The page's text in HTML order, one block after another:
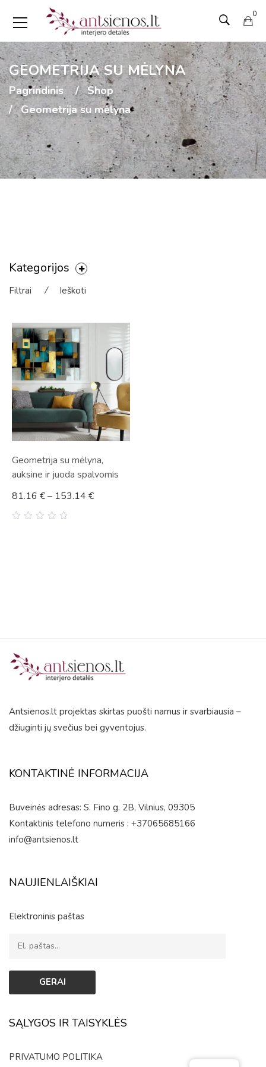
0
GEOMETRIJA SU MĖLYNA
Pagrindinis
Shop
Geometrija su mėlyna
Kategorijos
Filtrai ⁄ Ieškoti
Geometrija su mėlyna,
auksine ir juoda spalvomis
81.16 €– 153.14 €
Antsienos.lt projektas skirtas puošti namus ir svarbiausia –
džiuginti jų svečius bei gyventojus.
KONTAKTINĖ INFORMACIJA
Buveinės adresas: S. Fino g. 2B, Vilnius, 09305
Kontaktinis telefono numeris : +37065685166
info@antsienos.lt
NAUJIENLAIŠKIAI
Elektroninis paštas
SĄLYGOS IR TAISYKLĖS
PRIVATUMO POLITIKA